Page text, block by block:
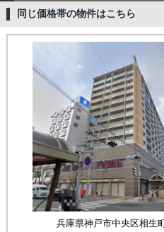
同じ価格帯の物件はこちら
兵庫県神戸市中央区相生